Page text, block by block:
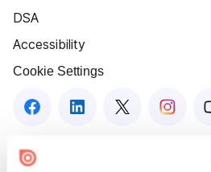
DSA
Accessibility
Cookie Settings